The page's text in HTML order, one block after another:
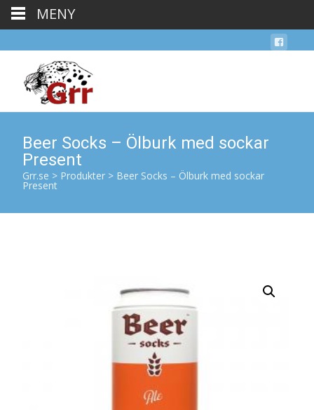
Beer Socks – Ölburk med sockar
Present
Grr.se > Produkter > Beer Socks – Ölburk med sockar
Present
MENY